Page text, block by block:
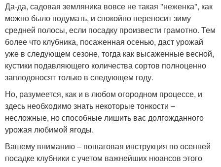
Да-да, садовая земляника вовсе не такая "неженка", как
можно было подумать, и спокойно переносит зиму
средней полосы, если посадку произвести грамотно. Тем
более что клубника, посаженная осенью, даст урожай
уже в следующем сезоне, тогда как высаженные весной,
кустики подавляющего количества сортов полноценно
заплодоносят только в следующем году.
Но, разумеется, как и в любом огородном процессе, и
здесь необходимо знать некоторые тонкости –
несложные, но способные лишить вас долгожданного
урожая любимой ягоды.
Вашему вниманию – пошаговая инструкция по осенней
посадке клубники с учетом важнейших нюансов этого